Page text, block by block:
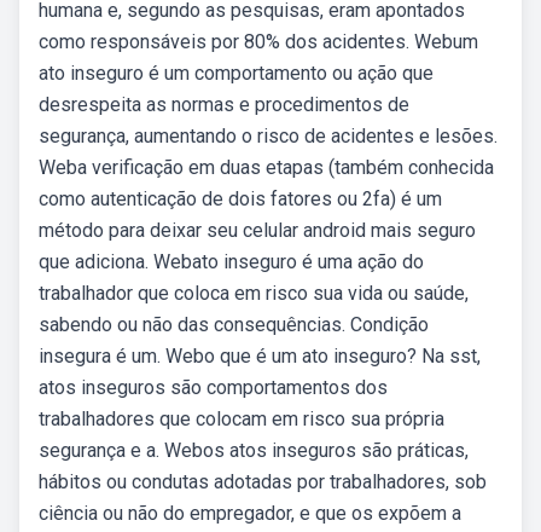
humana e, segundo as pesquisas, eram apontados
como responsáveis por 80% dos acidentes. Webum
ato inseguro é um comportamento ou ação que
desrespeita as normas e procedimentos de
segurança, aumentando o risco de acidentes e lesões.
Weba verificação em duas etapas (também conhecida
como autenticação de dois fatores ou 2fa) é um
método para deixar seu celular android mais seguro
que adiciona. Webato inseguro é uma ação do
trabalhador que coloca em risco sua vida ou saúde,
sabendo ou não das consequências. Condição
insegura é um. Webo que é um ato inseguro? Na sst,
atos inseguros são comportamentos dos
trabalhadores que colocam em risco sua própria
segurança e a. Webos atos inseguros são práticas,
hábitos ou condutas adotadas por trabalhadores, sob
ciência ou não do empregador, e que os expõem a